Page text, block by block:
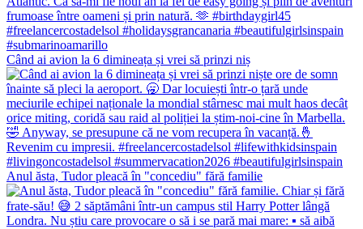
Când ai avion la 6 dimineața și vrei să prinzi niș
Anul ăsta, Tudor pleacă în "concediu" fără familie